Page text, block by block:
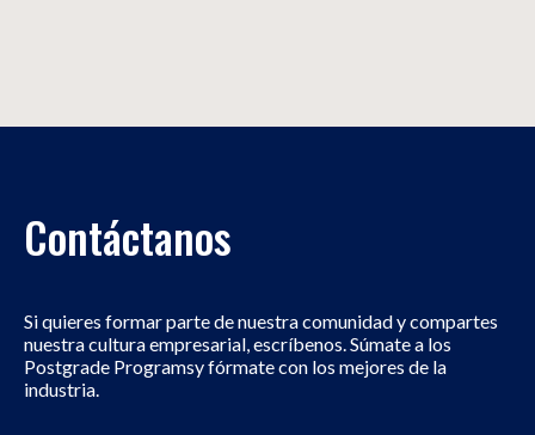
Contáctanos
Si quieres formar parte de nuestra comunidad y compartes
nuestra cultura empresarial, escríbenos. Súmate a los
Postgrade Programsy fórmate con los mejores de la
industria.